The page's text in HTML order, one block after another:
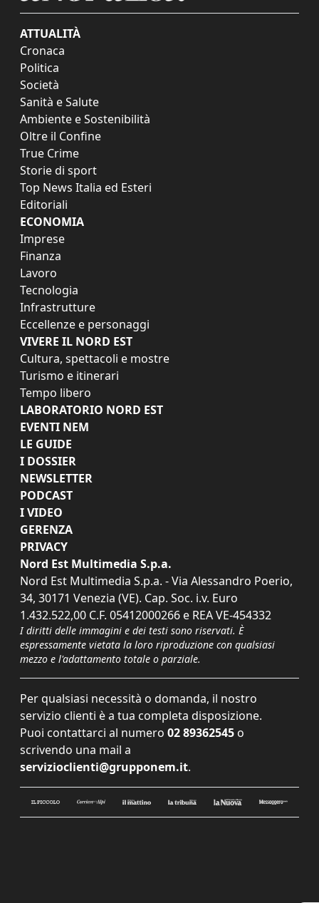
ATTUALITÀ
Cronaca
Politica
Società
Sanità e Salute
Ambiente e Sostenibilità
Oltre il Confine
True Crime
Storie di sport
Top News Italia ed Esteri
Editoriali
ECONOMIA
Imprese
Finanza
Lavoro
Tecnologia
Infrastrutture
Eccellenze e personaggi
VIVERE IL NORD EST
Cultura, spettacoli e mostre
Turismo e itinerari
Tempo libero
LABORATORIO NORD EST
EVENTI NEM
LE GUIDE
I DOSSIER
NEWSLETTER
PODCAST
I VIDEO
GERENZA
PRIVACY
Nord Est Multimedia S.p.a.
Nord Est Multimedia S.p.a. - Via Alessandro Poerio,
34, 30171 Venezia (VE). Cap. Soc. i.v. Euro
1.432.522,00 C.F. 05412000266 e REA VE-454332
I diritti delle immagini e dei testi sono riservati. È
espressamente vietata la loro riproduzione con qualsiasi
mezzo e l'adattamento totale o parziale.
Per qualsiasi necessità o domanda, il nostro
servizio clienti è a tua completa disposizione.
Puoi contattarci al numero 02 89362545 o
scrivendo una mail a
servizioclienti@grupponem.it.